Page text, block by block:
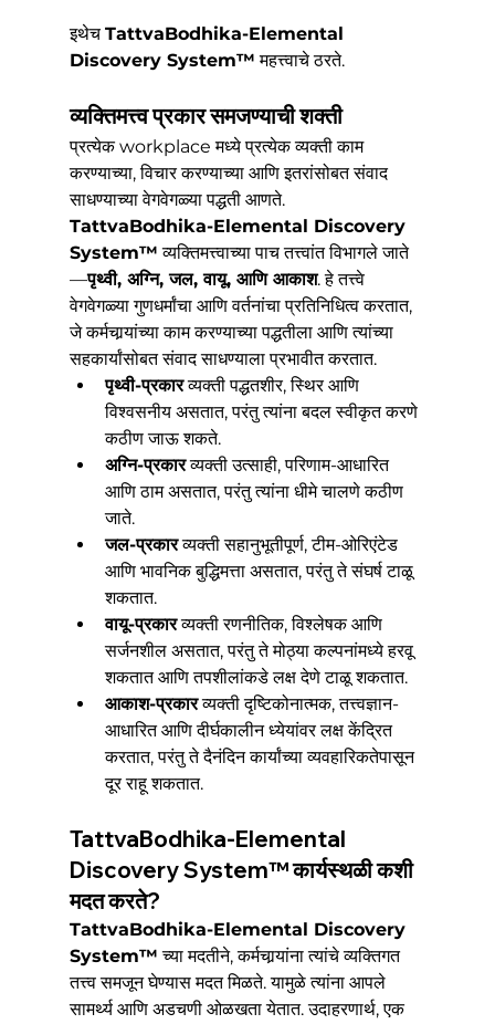
इथेच TattvaBodhika-Elemental
Discovery System™ महत्त्वाचे ठरते.
व्यक्तिमत्त्व प्रकार समजण्याची शक्ती
प्रत्येक workplace मध्ये प्रत्येक व्यक्ती काम
करण्याच्या, विचार करण्याच्या आणि इतरांसोबत संवाद
साधण्याच्या वेगवेगळ्या पद्धती आणते.
TattvaBodhika-Elemental Discovery
System™ व्यक्तिमत्त्वाच्या पाच तत्त्वांत विभागले जाते
—पृथ्वी, अग्नि, जल, वायू, आणि आकाश. हे तत्त्वे
वेगवेगळ्या गुणधर्मांचा आणि वर्तनांचा प्रतिनिधित्व करतात,
जे कर्मचार्‍यांच्या काम करण्याच्या पद्धतीला आणि त्यांच्या
सहकार्यांसोबत संवाद साधण्याला प्रभावीत करतात.
पृथ्वी-प्रकार व्यक्ती पद्धतशीर, स्थिर आणि
विश्वसनीय असतात, परंतु त्यांना बदल स्वीकृत करणे
कठीण जाऊ शकते.
अग्नि-प्रकार व्यक्ती उत्साही, परिणाम-आधारित
आणि ठाम असतात, परंतु त्यांना धीमे चालणे कठीण
जाते.
जल-प्रकार व्यक्ती सहानुभूतीपूर्ण, टीम-ओरिएंटेड
आणि भावनिक बुद्धिमत्ता असतात, परंतु ते संघर्ष टाळू
शकतात.
वायू-प्रकार व्यक्ती रणनीतिक, विश्लेषक आणि
सर्जनशील असतात, परंतु ते मोठ्या कल्पनांमध्ये हरवू
शकतात आणि तपशीलांकडे लक्ष देणे टाळू शकतात.
आकाश-प्रकार व्यक्ती दृष्टिकोनात्मक, तत्त्वज्ञान-
आधारित आणि दीर्घकालीन ध्येयांवर लक्ष केंद्रित
करतात, परंतु ते दैनंदिन कार्यांच्या व्यवहारिकतेपासून
दूर राहू शकतात.
TattvaBodhika-Elemental
Discovery System™ कार्यस्थळी कशी
मदत करते?
TattvaBodhika-Elemental Discovery
System™ च्या मदतीने, कर्मचार्‍यांना त्यांचे व्यक्तिगत
तत्त्व समजून घेण्यास मदत मिळते. यामुळे त्यांना आपले
सामर्थ्य आणि अडचणी ओळखता येतात. उदाहरणार्थ, एक